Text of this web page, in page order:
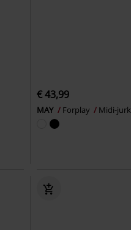
€ 43,99
MAY Forplay Midi-jurk